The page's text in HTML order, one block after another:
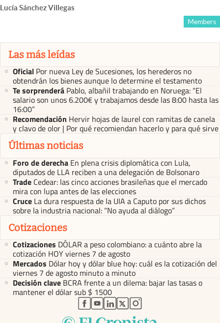
Lucía Sánchez Villegas
Members
Las más leídas
Oficial Por nueva Ley de Sucesiones, los herederos no
obtendrán los bienes aunque lo determine el testamento
Te sorprenderá Pablo, albañil trabajando en Noruega: “El
salario son unos 6.200€ y trabajamos desde las 8:00 hasta las
16:00”
Recomendación Hervir hojas de laurel con ramitas de canela
y clavo de olor | Por qué recomiendan hacerlo y para qué sirve
Últimas noticias
Foro de derecha En plena crisis diplomática con Lula,
diputados de LLA reciben a una delegación de Bolsonaro
Trade Cedear: las cinco acciones brasileñas que el mercado
mira con lupa antes de las elecciones
Cruce La dura respuesta de la UIA a Caputo por sus dichos
sobre la industria nacional: “No ayuda al diálogo”
Cotizaciones
Cotizaciones DÓLAR a peso colombiano: a cuánto abre la
cotización HOY viernes 7 de agosto
Mercados Dólar hoy y dólar blue hoy: cuál es la cotización del
viernes 7 de agosto minuto a minuto
Decisión clave BCRA frente a un dilema: bajar las tasas o
mantener el dólar sub $ 1500
abre en nueva pestaña
abre en nueva pestaña
abre en nueva pestaña
abre en nueva pestaña
abre en nueva pestaña